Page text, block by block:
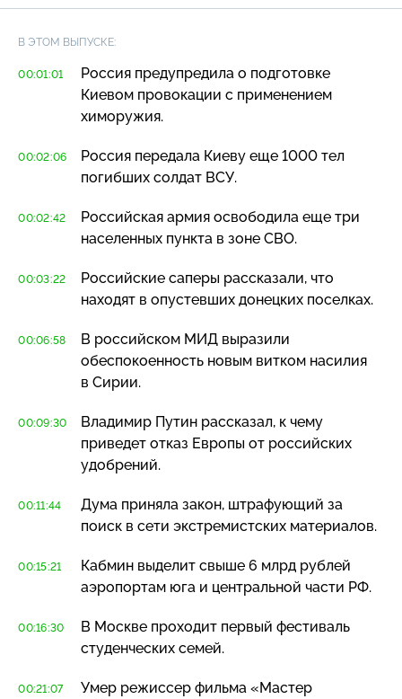
В ЭТОМ ВЫПУСКЕ:
00:01:01
Россия предупредила о подготовке
Киевом провокации с применением
химоружия.
00:02:06
Россия передала Киеву еще 1000 тел
погибших солдат ВСУ.
00:02:42
Российская армия освободила еще три
населенных пункта в зоне СВО.
00:03:22
Российские саперы рассказали, что
находят в опустевших донецких поселках.
00:06:58
В российском МИД выразили
обеспокоенность новым витком насилия
в Сирии.
00:09:30
Владимир Путин рассказал, к чему
приведет отказ Европы от российских
удобрений.
00:11:44
Дума приняла закон, штрафующий за
поиск в сети экстремистских материалов.
00:15:21
Кабмин выделит свыше 6 млрд рублей
аэропортам юга и центральной части РФ.
00:16:30
В Москве проходит первый фестиваль
студенческих семей.
00:21:07
Умер режиссер фильма «Мастер